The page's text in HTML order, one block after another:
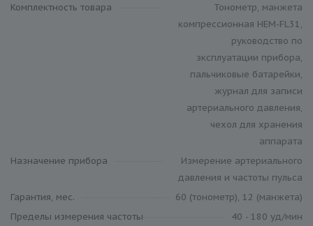
Комплектность товара
Тонометр, манжета
компрессионная HEM-FL31,
руководство по
эксплуатации прибора,
пальчиковые батарейки,
журнал для записи
артериального давления,
чехол для хранения
аппарата
Назначение прибора
Измерение артериального
давления и частоты пульса
Гарантия, мес.
60 (тонометр), 12 (манжета)
Пределы измерения частоты
40 - 180 уд/мин